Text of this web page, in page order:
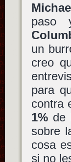
paso
un
creo
para
contra
1%de
sobre
cosa
si no